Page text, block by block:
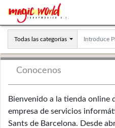
Todas las categorías
Conocenos
Bienvenido a la tienda online
empresa de servicios
Sants de Barcelona. Desde